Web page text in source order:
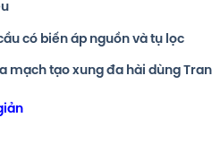
có biến áp nguồn và tụ lọc
mạch tạo xung đa hài dùng